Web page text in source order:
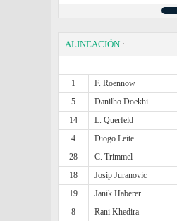
ALINEACIÓN :
1
F. Roennow
5
Danilho Doekhi
14
L. Querfeld
4
Diogo Leite
28
C. Trimmel
18
Josip Juranovic
19
Janik Haberer
8
Rani Khedira